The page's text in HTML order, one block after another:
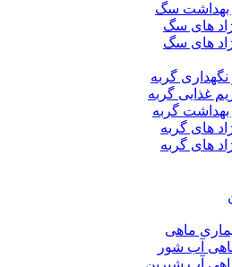
بهداشت سگ
های سگ
های سگ
گربه
غذایی گربه
گربه
های گربه
های گربه
ماهی
آب شور